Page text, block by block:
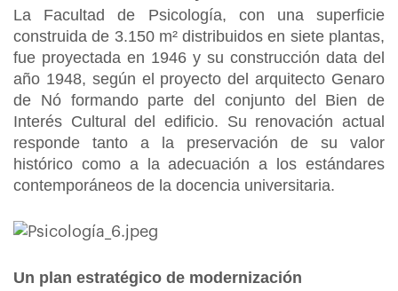
La Facultad de Psicología, con una superficie
construida de 3.150 m² distribuidos en siete plantas,
fue proyectada en 1946 y su construcción data del
año 1948, según el proyecto del arquitecto Genaro
de Nó formando parte del conjunto del Bien de
Interés Cultural del edificio. Su renovación actual
responde tanto a la preservación de su valor
histórico como a la adecuación a los estándares
contemporáneos de la docencia universitaria.
Un plan estratégico de modernización